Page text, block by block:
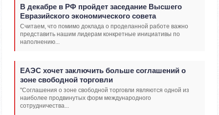
В декабре в РФ пройдет заседание Высшего
Евразийского экономического совета
Считаем, что помимо доклада о проделанной работе важно
представить нашим лидерам конкретные инициативы по
наполнению...
ЕАЭС хочет заключить больше соглашений о
зоне свободной торговли
"Соглашения о зоне свободной торговли являются одной из
наиболее продвинутых форм международного
сотрудничества...